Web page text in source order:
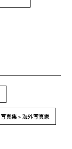
写真集 » 海外写真家